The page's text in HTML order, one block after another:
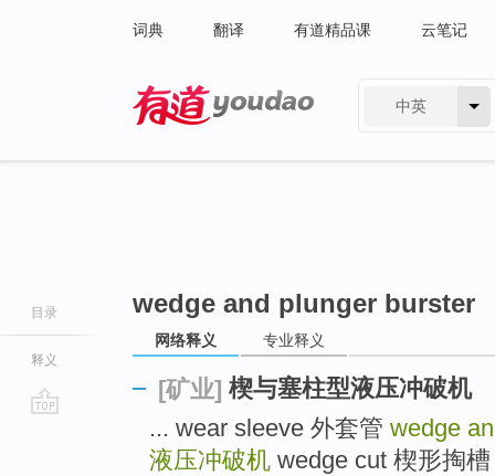
词典 翻译 有道精品课 云笔记
中英
目录
释义
wedge and plunger burster
网络释义 专业释义
[矿业] 楔与塞柱型液压冲破机
... wear sleeve 外套管 wedge
液压冲破机 wedge cut 楔形掏